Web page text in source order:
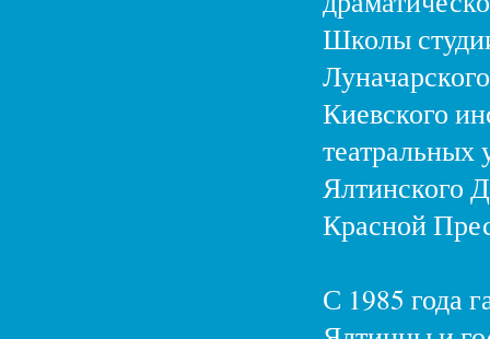
Школы
Киевского
театральных
Ялтинского
Красной
С 1985 года